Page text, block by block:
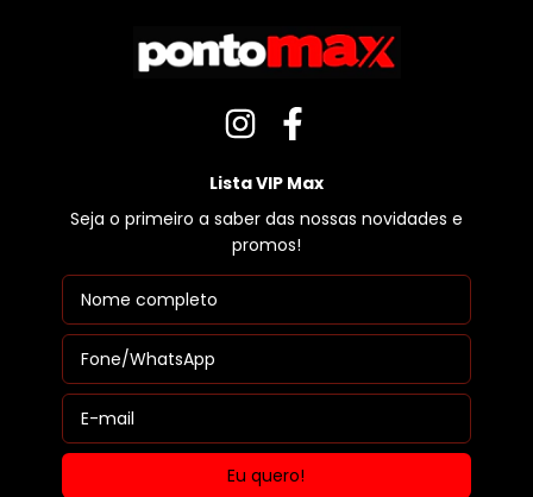
Lista VIP Max
Seja o primeiro a saber das nossas novidades e
promos!